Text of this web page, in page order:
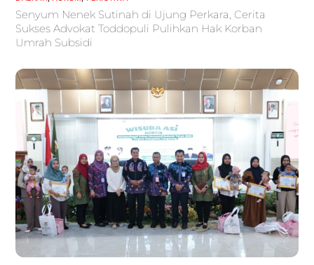
Senyum Nenek Sutinah di Ujung Perkara, Cerita
Sukses Advokat Toddopuli Pulihkan Hak Korban
Umrah Subsidi